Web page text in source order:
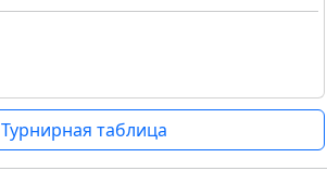
Турнирная таблица